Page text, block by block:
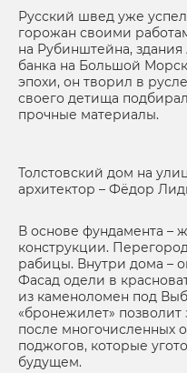
Русский швед уже
горожан своими
на Рубинштейна, здания
банка на Большой
эпохи, он творил в
своего детища
прочные материалы.
Толстовский дом на
архитектор – Фёдор
В основе фундамента –
конструкции.
рабицы. Внутри дома –
Фасад одели в
из каменоломен под
«бронежилет»
после многочисленных
поджогов, которые
будущем.